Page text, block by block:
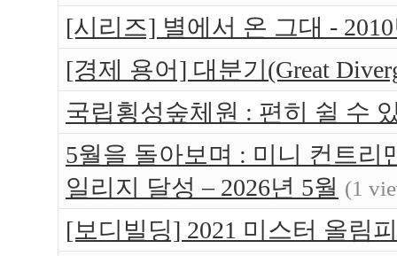
[시리즈] 별에서 온 그대 -
[경제 용어] 대분기(Great
국립횡성숲체원 : 편히 쉴 수
5월을 돌아보며 : 미니 컨트리
일리지 달성 – 2026년 5월 (1
[보디빌딩] 2021 미스터 올림